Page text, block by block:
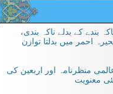
بندے کے بدلے ناکہ بندی،
احمر میں بدلتا توازن
منظرنامہ اور اربعین کی
معنویت